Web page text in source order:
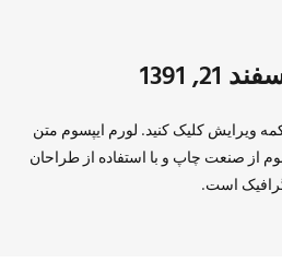
ویرایش کلیک کنید. لورم ایپسوم متن
از صنعت چاپ و با استفاده از طراحان
است.